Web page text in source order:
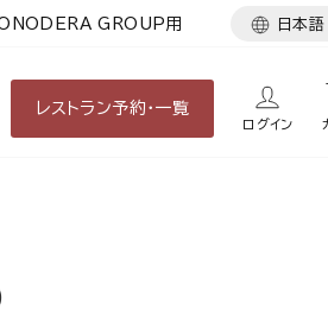
GROUP用
言
日本語
レストラン予約・一覧
ログイン